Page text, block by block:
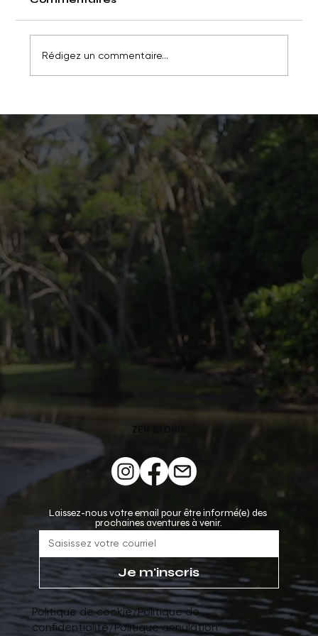
Rédigez un commentaire...
Laissez-nous votre email pour être informé(e) des
prochaines aventures à venir.
Je m'inscris
Politique de cookie/Politique de
confidentialité/Politique annulation